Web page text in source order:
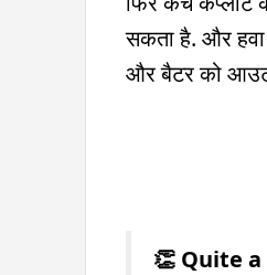
सकता है. और
और बैटर को आउट
👏 Quite